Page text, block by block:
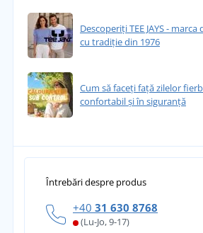
Descoperiți TEE JAYS -
cu tradiție din 1976
Cum să faceți față zilelor
confortabil și în siguranță
Întrebări despre produs
+40 31 630 8768
(Lu-Jo, 9-17)